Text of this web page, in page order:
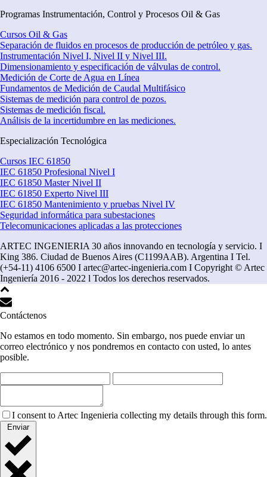
Programas Instrumentación, Control y Procesos Oil & Gas
Cursos Oil & Gas
Separación de fluidos en procesos de producción de petróleo y gas.
Instrumentación Nivel I, Nivel II y Nivel III.
Dimensionamiento y especificación de válvulas de control.
Medición de Corte de Agua en Línea
Fundamentos de Medición de Caudal Multifásico
Sistemas de medición para control de pozos.
Sistemas de medición fiscal.
Análisis de la incertidumbre en las mediciones.
Especialización Tecnológica
Cursos IEC 61850
IEC 61850 Profesional Nivel I
IEC 61850 Master Nivel II
IEC 61850 Experto Nivel III
IEC 61850 Mantenimiento y pruebas Nivel IV
Seguridad informática para subestaciones
Telecomunicaciones aplicadas a las protecciones
ARTEC INGENIERIA 30 años innovando en tecnología y servicio. I
King 386. Ciudad de Buenos Aires (C1199AAB). Argentina I Tel.
(+54-11) 4106 6500 I artec@artec-ingenieria.com I Copyright © Artec
Ingeniería 2016 - 2022 l Todos los derechos reservados.
Contáctenos
No estamos en todo momento. Sin embargo, nos puede enviar un
correo electrónico y nos pondremos en contacto con usted, lo antes
posible.
I consent to Artec Ingenieria collecting my details through this form.
Enviar